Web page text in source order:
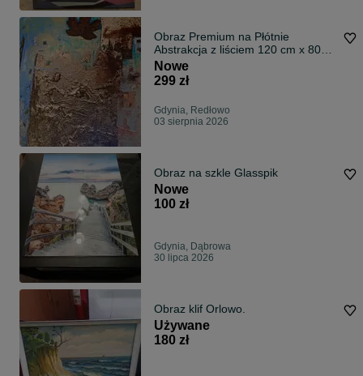
Obraz Premium na Płótnie
Abstrakcja z liściem 120 cm x 80
cm Drewniana rama.
Nowe
299 zł
Gdynia, Redłowo
03 sierpnia 2026
Obraz na szkle Glasspik
Nowe
100 zł
Gdynia, Dąbrowa
30 lipca 2026
Obraz klif Orlowo.
Używane
180 zł